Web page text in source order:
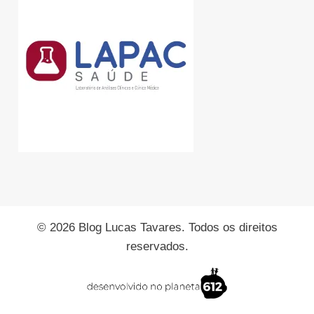
© 2026 Blog Lucas Tavares. Todos os direitos
reservados.